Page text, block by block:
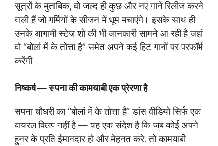
सूत्रों के मुताबिक, वो जल्द ही कुछ और नए गाने रिलीज करने
वाली हैं जो गर्मियों के सीजन में धूम मचाएंगे। इसके साथ ही
उनके आगामी स्टेज शो की भी जानकारी सामने आ रही है जहां
वो “बोलां में के तोत्ता है” समेत अपने कई हिट गानों पर परफॉर्म
करेंगी।
निष्कर्ष — सपना की कामयाबी एक प्रेरणा है
सपना चौधरी का “बोलां में के तोत्ता है” डांस वीडियो सिर्फ एक
वायरल क्लिप नहीं है — यह एक संदेश है कि जब कोई अपने
हुनर के प्रति ईमानदार हो और मेहनत करे, तो कामयाबी